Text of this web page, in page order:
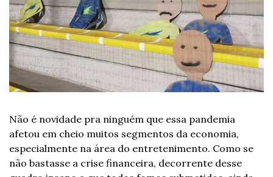
Não é novidade pra ninguém que essa pandemia
afetou em cheio muitos segmentos da economia,
especialmente na área do entretenimento. Como se
não bastasse a crise financeira, decorrente desse